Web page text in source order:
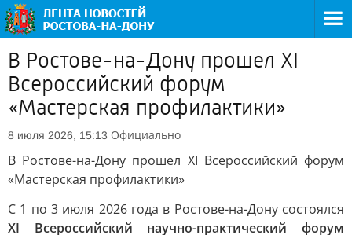
В Ростове-на-Дону прошел XI
Всероссийский форум
«Мастерская профилактики»
8 июля 2026, 15:13 Официально
В Ростове-на-Дону прошел XI Всероссийский форум
«Мастерская профилактики»
С 1 по 3 июля 2026 года в Ростове-на-Дону состоялся
XI Всероссийский научно-практический форум